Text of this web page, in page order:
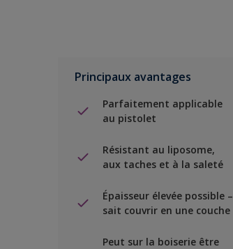
Principaux avantages
Parfaitement applicable
au pistolet
Résistant au liposome,
aux taches et à la saleté
Épaisseur élevée possible –
sait couvrir en une couche
Peut sur la boiserie être